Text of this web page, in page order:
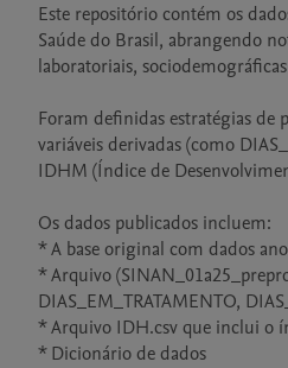
Este repositório contém os
Saúde do Brasil, abrangendo
laboratoriais,
Foram definidas estratégias de
variáveis derivadas (como
IDHM (Índice de
Os dados publicados incluem:
* A base original com dados
* Arquivo
DIAS_EM_TRATAMENTO,
* Arquivo IDH.csv que inclui o
* Dicionário de dados